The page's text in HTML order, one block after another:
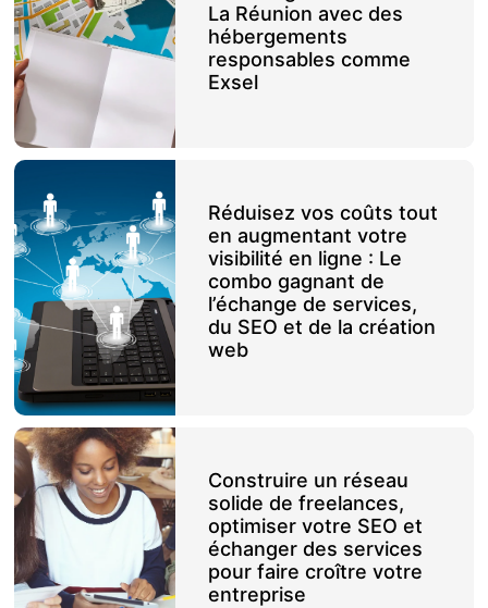
La Réunion avec des
hébergements
responsables comme
Exsel
Réduisez vos coûts tout
en augmentant votre
visibilité en ligne : Le
combo gagnant de
l’échange de services,
du SEO et de la création
web
Construire un réseau
solide de freelances,
optimiser votre SEO et
échanger des services
pour faire croître votre
entreprise